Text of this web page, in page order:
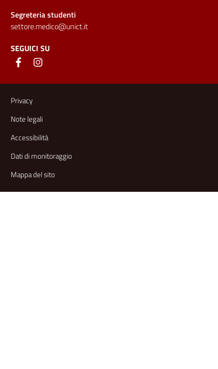
Segreteria studenti
settore.medico@unict.it
SEGUICI SU
Link e informazioni utili
Privacy
Note legali
Accessibilità
Dati di monitoraggio
Mappa del sito